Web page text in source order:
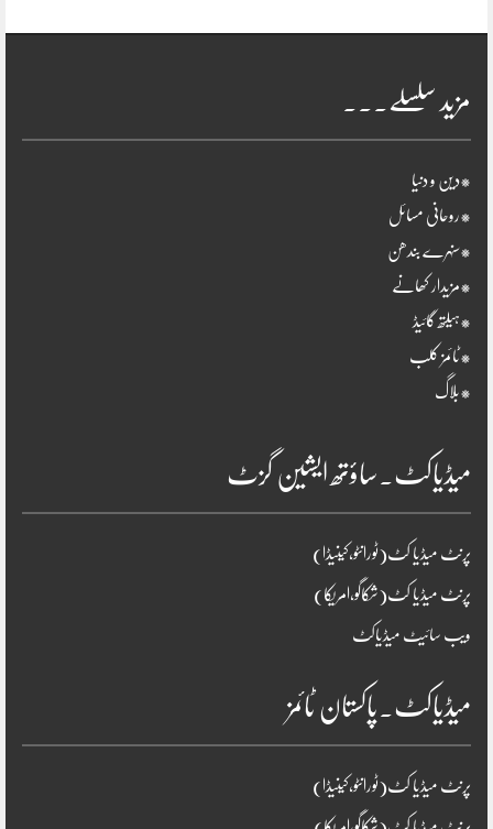
مزید سلسلے۔۔۔
*دین و دنیا
*روحانی مسائل
*سنہرے بندھن
*مزیدار کھانے
*ہیلتھ گائیڈ
*ٹائمز کلب
*بلاگ
میڈیاکٹ۔ساؤتھ ایشین گزٹ
پرنٹ میڈیا کٹ(ٹورانٹو،کینیڈا)
پرنٹ میڈیا کٹ(شکاگو،امریکا)
ویب سائیٹ میڈیاکٹ
میڈیاکٹ۔پاکستان ٹائمز
پرنٹ میڈیا کٹ(ٹورانٹو،کینیڈا)